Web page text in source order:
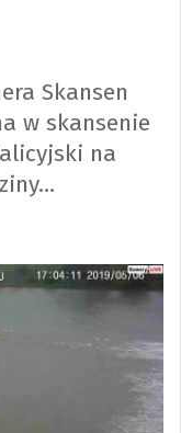
Skansen
w skansenie
na